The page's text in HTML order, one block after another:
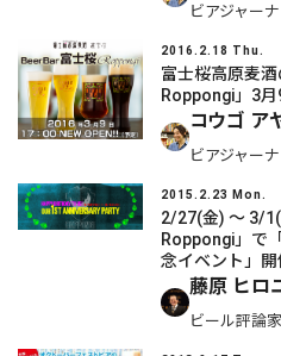
ビアジャー
2016.2.18 Thu.
富士桜高原麦
Roppongi」3
コウゴ ア
ビアジャー
2015.2.23 Mon.
2/27(金) ～ 3/
Roppongi」で
念イベント」開
藤原 ヒロ
ビール評論